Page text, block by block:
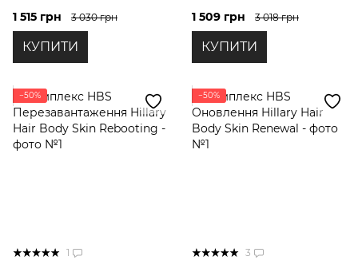
1 515 грн 3 030 грн
КУПИТИ
1 509 грн 3 018 грн
КУПИТИ
−50%
1
−50%
3